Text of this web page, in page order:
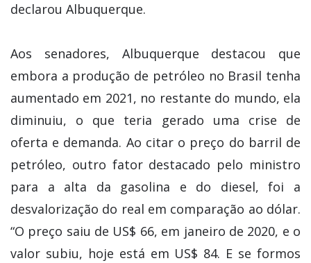
declarou Albuquerque.
Aos senadores, Albuquerque destacou que
embora a produção de petróleo no Brasil tenha
aumentado em 2021, no restante do mundo, ela
diminuiu, o que teria gerado uma crise de
oferta e demanda. Ao citar o preço do barril de
petróleo, outro fator destacado pelo ministro
para a alta da gasolina e do diesel, foi a
desvalorização do real em comparação ao dólar.
“O preço saiu de US$ 66, em janeiro de 2020, e o
valor subiu, hoje está em US$ 84. E se formos